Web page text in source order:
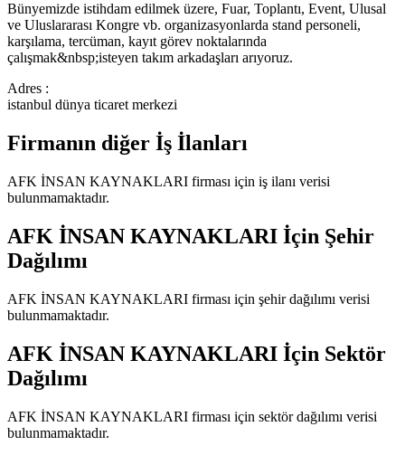
Bünyemizde istihdam edilmek üzere, Fuar, Toplantı, Event, Ulusal
ve Uluslararası Kongre vb. organizasyonlarda stand personeli,
karşılama, tercüman, kayıt görev noktalarında
çalışmak&nbsp;isteyen takım arkadaşları arıyoruz.
Adres :
istanbul dünya ticaret merkezi
Firmanın diğer İş İlanları
AFK İNSAN KAYNAKLARI firması için iş ilanı verisi
bulunmamaktadır.
AFK İNSAN KAYNAKLARI İçin Şehir
Dağılımı
AFK İNSAN KAYNAKLARI firması için şehir dağılımı verisi
bulunmamaktadır.
AFK İNSAN KAYNAKLARI İçin Sektör
Dağılımı
AFK İNSAN KAYNAKLARI firması için sektör dağılımı verisi
bulunmamaktadır.